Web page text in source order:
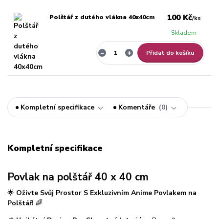
Polštář z dutého vlákna 40x40cm 100 Kč/ks
Skladem
Přidat do košíku
Kompletní specifikace Komentáře 0
Kompletní specifikace
Povlak na polštář 40 x 40 cm
🌟 Oživte Svůj Prostor S Exkluzivním Anime Povlakem na
Polštář! 🌈